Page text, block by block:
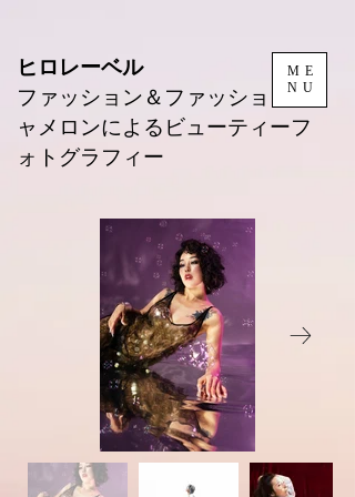
ヒロレーベル
ファッション＆ファッションキ
ャメロンによるビューティーフ
ォトグラフィー
ME
NU